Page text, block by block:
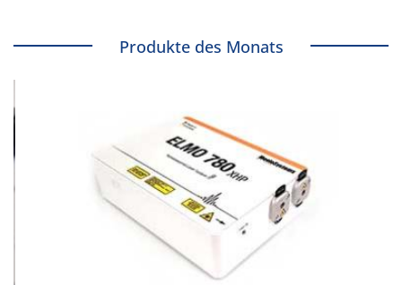
Produkte des Monats